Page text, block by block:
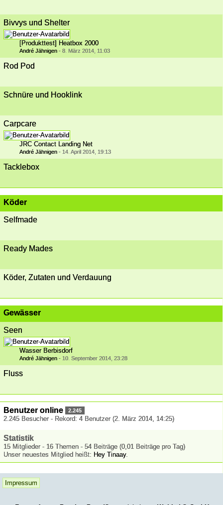
Bivvys und Shelter
[Produkttest] Heatbox 2000
André Jähnigen - 8. März 2014, 11:03
Rod Pod
Schnüre und Hooklink
Carpcare
JRC Contact Landing Net
André Jähnigen - 14. April 2014, 19:13
Tacklebox
Köder
Selfmade
Ready Mades
Köder, Zutaten und Verdauung
Gewässer
Seen
Wasser Berbisdorf
André Jähnigen - 10. September 2014, 23:28
Fluss
Benutzer online 2.245
2.245 Besucher - Rekord: 4 Benutzer (2. März 2014, 14:25)
Statistik
15 Mitglieder - 16 Themen - 54 Beiträge (0,01 Beiträge pro Tag)
Unser neuestes Mitglied heißt: Hey Tinaay.
Impressum